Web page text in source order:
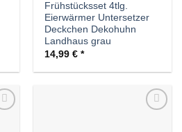
Frühstücksset 4tlg.
Eierwärmer Untersetzer
Deckchen Dekohuhn
Landhaus grau
14,99€